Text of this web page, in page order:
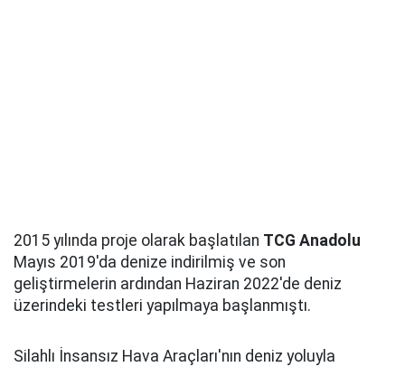
2015 yılında proje olarak başlatılan TCG Anadolu
Mayıs 2019'da denize indirilmiş ve son
geliştirmelerin ardından Haziran 2022'de deniz
üzerindeki testleri yapılmaya başlanmıştı.
Silahlı İnsansız Hava Araçları'nın deniz yoluyla